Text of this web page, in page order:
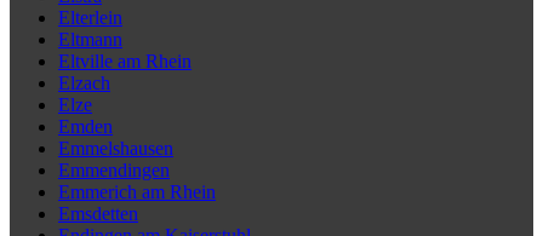
Elterlein
Eltmann
Eltville am Rhein
Elzach
Elze
Emden
Emmelshausen
Emmendingen
Emmerich am Rhein
Emsdetten